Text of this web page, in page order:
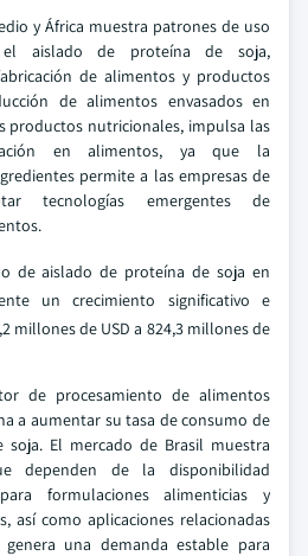
y África muestra patrones de uso
aislado de proteína de soja,
de alimentos y productos
de alimentos envasados en
productos nutricionales, impulsa las
en alimentos, ya que la
permite a las empresas de
tecnologías emergentes de
de aislado de proteína de soja en
un crecimiento significativo e
millones de USD a 824,3 millones de
de procesamiento de alimentos
a aumentar su tasa de consumo de
El mercado de Brasil muestra
dependen de la disponibilidad
formulaciones alimenticias y
así como aplicaciones relacionadas
una demanda estable para